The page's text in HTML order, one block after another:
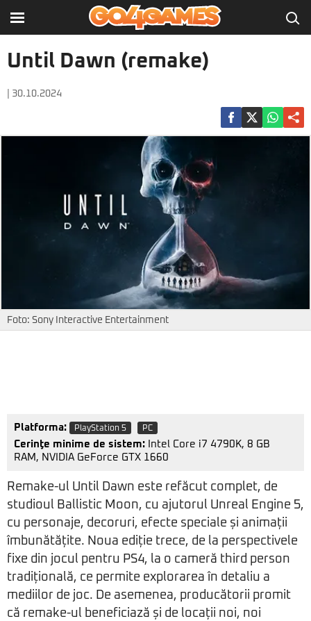
Until Dawn (remake)
| 30.10.2024
Foto: Sony Interactive Entertainment
Platforma: PlayStation 5 PC
Cerinţe minime de sistem: Intel Core i7 4790K, 8 GB
RAM, NVIDIA GeForce GTX 1660
Remake-ul Until Dawn este refăcut complet, de
studioul Ballistic Moon, cu ajutorul Unreal Engine 5,
cu personaje, decoruri, efecte speciale și animații
îmbunătățite. Noua ediție trece, de la perspectivele
fixe din jocul pentru PS4, la o cameră third person
tradițională, ce permite explorarea în detaliu a
mediilor de joc. De asemenea, producătorii promit
că remake-ul beneficiază și de locații noi, noi